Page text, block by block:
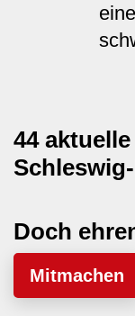
44
Doch
Mitmachen